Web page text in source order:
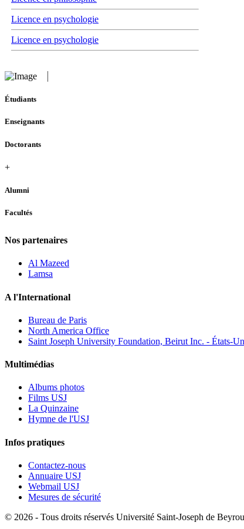
Licence en psychologie
Licence en psychologie
Étudiants
Enseignants
Doctorants
+
Alumni
Facultés
Nos partenaires
Al Mazeed
Lamsa
A l'International
Bureau de Paris
North America Office
Saint Joseph University Foundation, Beirut Inc. - États-
Multimédias
Albums photos
Films USJ
La Quinzaine
Hymne de l'USJ
Infos pratiques
Contactez-nous
Annuaire USJ
Webmail USJ
Mesures de sécurité
© 2026 - Tous droits réservés Université Saint-Joseph de